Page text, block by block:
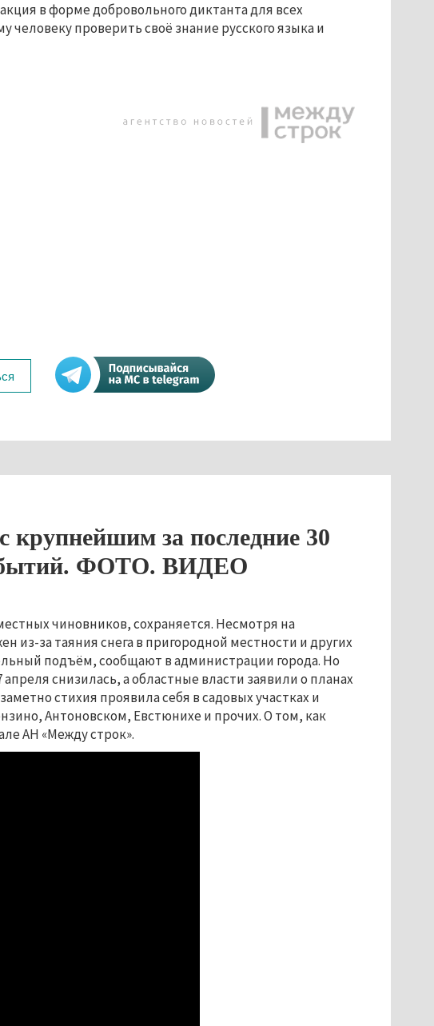
в форме добровольного диктанта для всех
проверить своё знание русского языка и
за последние 30
ФОТО. ВИДЕО
чиновников, сохраняется. Несмотря на
за таяния снега в пригородной местности и других
подъём, сообщают в администрации города. Но
снизилась, а областные власти заявили о планах
стихия проявила себя в садовых участках и
Антоновском, Евстюнихе и прочих. О том, как
АН «Между строк».